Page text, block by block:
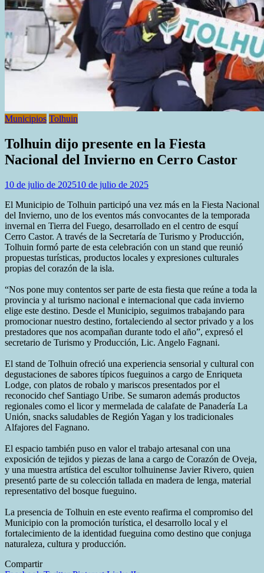
Municipios Tolhuin
Tolhuin dijo presente en la Fiesta
Nacional del Invierno en Cerro Castor
10 de julio de 202510 de julio de 2025
El Municipio de Tolhuin participó una vez más en la Fiesta Nacional
del Invierno, uno de los eventos más convocantes de la temporada
invernal en Tierra del Fuego, desarrollado en el centro de esquí
Cerro Castor. A través de la Secretaría de Turismo y Producción,
Tolhuin formó parte de esta celebración con un stand que reunió
propuestas turísticas, productos locales y expresiones culturales
propias del corazón de la isla.
“Nos pone muy contentos ser parte de esta fiesta que reúne a toda la
provincia y al turismo nacional e internacional que cada invierno
elige este destino. Desde el Municipio, seguimos trabajando para
promocionar nuestro destino, fortaleciendo al sector privado y a los
prestadores que nos acompañan durante todo el año”, expresó el
secretario de Turismo y Producción, Lic. Angelo Fagnani.
El stand de Tolhuin ofreció una experiencia sensorial y cultural con
degustaciones de sabores típicos fueguinos a cargo de Enriqueta
Lodge, con platos de robalo y mariscos presentados por el
reconocido chef Santiago Uribe. Se sumaron además productos
regionales como el licor y mermelada de calafate de Panadería La
Unión, snacks saludables de Región Yagan y los tradicionales
Alfajores del Fagnano.
El espacio también puso en valor el trabajo artesanal con una
exposición de tejidos y piezas de lana a cargo de Corazón de Oveja,
y una muestra artística del escultor tolhuinense Javier Rivero, quien
presentó parte de su colección tallada en madera de lenga, material
representativo del bosque fueguino.
La presencia de Tolhuin en este evento reafirma el compromiso del
Municipio con la promoción turística, el desarrollo local y el
fortalecimiento de la identidad fueguina como destino que conjuga
naturaleza, cultura y producción.
Compartir